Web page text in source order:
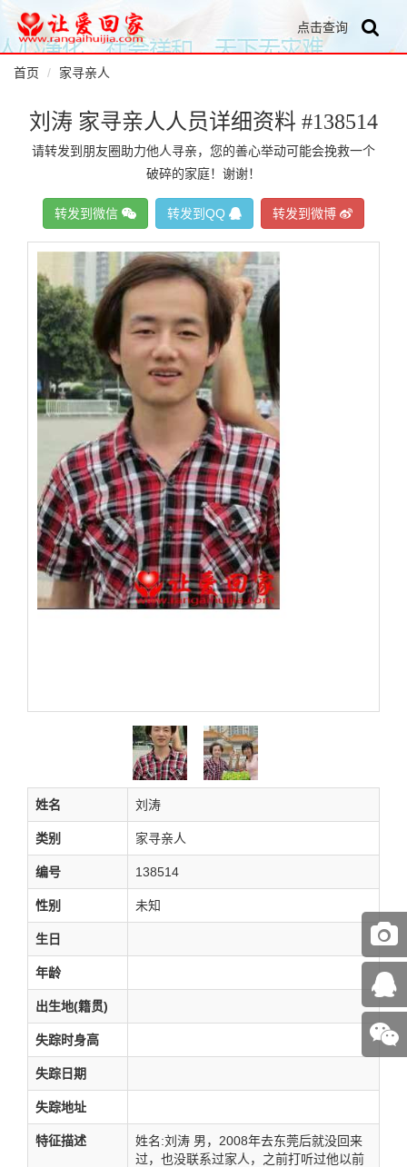
点击查询
首页 家寻亲人
刘涛 家寻亲人人员详细资料 #138514
请转发到朋友圈助力他人寻亲，您的善心举动可能会挽救一个
破碎的家庭！谢谢！
转发到微信 转发到QQ 转发到微博
姓名 刘涛
类别 家寻亲人
编号 138514
性别 未知
生日
年龄
出生地(籍贯)
失踪时身高
失踪日期
失踪地址
特征描述
姓名:刘涛 男，2008年去东莞后就没回来
过，也没联系过家人，之前打听过他以前